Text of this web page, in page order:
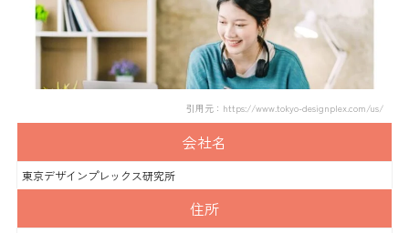
引用元：https://www.tokyo-designplex.com/us/
会社名
東京デザインプレックス研究所
住所